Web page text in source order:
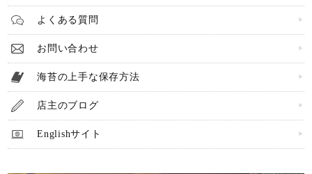
よくある質問
お問い合わせ
海苔の上手な保存方法
店主のブログ
Englishサイト